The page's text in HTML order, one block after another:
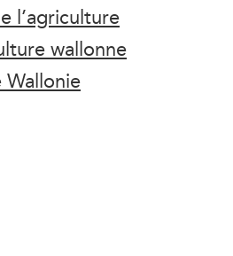
l’agriculture
wallonne